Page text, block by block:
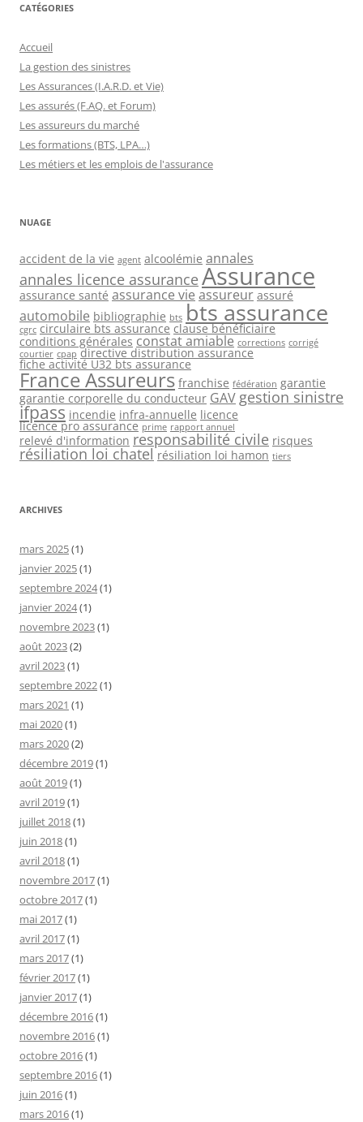
CATÉGORIES
Accueil
La gestion des sinistres
Les Assurances (I.A.R.D. et Vie)
Les assurés (F.AQ. et Forum)
Les assureurs du marché
Les formations (BTS, LPA…)
Les métiers et les emplois de l'assurance
NUAGE
accident de la vie agent alcoolémie annales
annales licence assurance Assurance
assurance santé assurance vie assureur assuré
automobile bibliographie bts bts assurance
cgrc circulaire bts assurance clause bénéficiaire
conditions générales constat amiable corrections corrigé
courtier cpap directive distribution assurance
fiche activité U32 bts assurance
France Assureurs franchise fédération garantie
garantie corporelle du conducteur GAV gestion sinistre
ifpass incendie infra-annuelle licence
licence pro assurance prime rapport annuel
relevé d'information responsabilité civile risques
résiliation loi chatel résiliation loi hamon tiers
ARCHIVES
mars 2025(1)
janvier 2025(1)
septembre 2024(1)
janvier 2024(1)
novembre 2023(1)
août 2023(2)
avril 2023(1)
septembre 2022(1)
mars 2021 (1)
mai 2020(1)
mars 2020(2)
décembre 2019(1)
août 2019(1)
avril 2019(1)
juillet 2018(1)
juin 2018(1)
avril 2018(1)
novembre 2017(1)
octobre 2017(1)
mai 2017(1)
avril 2017(1)
mars 2017(1)
février 2017(1)
janvier 2017(1)
décembre 2016(1)
novembre 2016(1)
octobre 2016(1)
septembre 2016(1)
juin 2016(1)
mars 2016(1)